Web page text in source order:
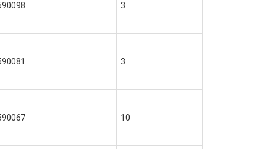
3
3
10